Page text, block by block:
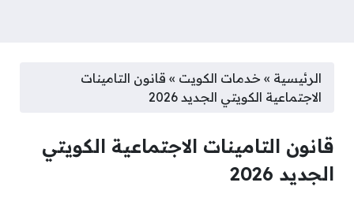
الرئيسية » خدمات الكويت » قانون التامينات
الاجتماعية الكويتي الجديد 2026
قانون التامينات الاجتماعية الكويتي
الجديد 2026